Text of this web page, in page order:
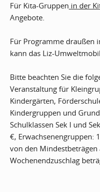
Für Kita-Gruppen in der
Angebote.
Für Programme draußen
kann das Liz-
Bitte beachten Sie die
Veranstaltung für
Kindergärten,
Kindergruppen und
Schulklassen Sek I und
€, Erwachsenengruppen:
von den Mindestbeträgen
Wochenendzuschlag